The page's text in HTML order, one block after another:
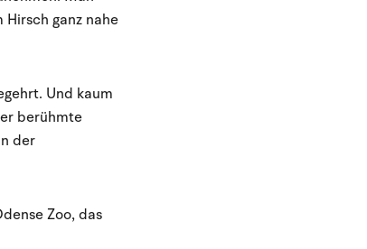
ganz nahe
Und kaum
berühmte
der
Zoo, das